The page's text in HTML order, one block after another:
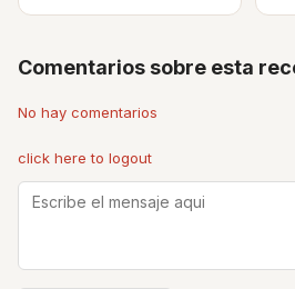
Comentarios sobre esta
No hay comentarios
click here to logout